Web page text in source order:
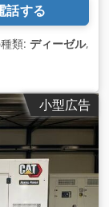
話する
類: ディーゼル,
小型広告